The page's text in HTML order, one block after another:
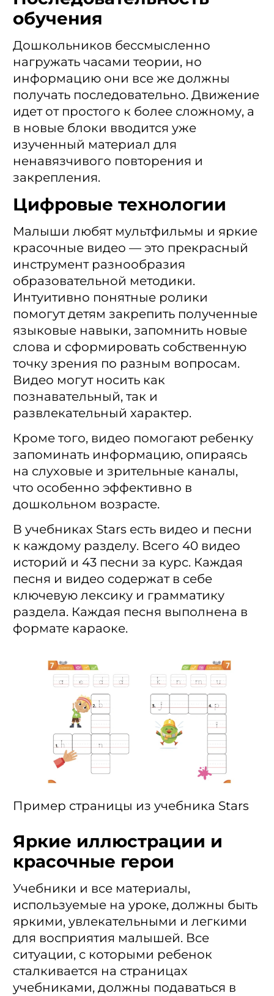
обучения
Дошкольников бессмысленно
нагружать часами теории, но
информацию они все же должны
получать последовательно. Движение
идет от простого к более сложному, а
в новые блоки вводится уже
изученный материал для
ненавязчивого повторения и
закрепления.
Цифровые технологии
Малыши любят мультфильмы и яркие
красочные видео — это прекрасный
инструмент разнообразия
образовательной методики.
Интуитивно понятные ролики
помогут детям закрепить полученные
языковые навыки, запомнить новые
слова и сформировать собственную
точку зрения по разным вопросам.
Видео могут носить как
познавательный, так и
развлекательный характер.
Кроме того, видео помогают ребенку
запоминать информацию, опираясь
на слуховые и зрительные каналы,
что особенно эффективно в
дошкольном возрасте.
В учебниках Stars есть видео и песни
к каждому разделу. Всего 40 видео
историй и 43 песни за курс. Каждая
песня и видео содержат в себе
ключевую лексику и грамматику
раздела. Каждая песня выполнена в
формате караоке.
Пример страницы из учебника Stars
Яркие иллюстрации и
красочные герои
Учебники и все материалы,
используемые на уроке, должны быть
яркими, увлекательными и легкими
для восприятия малышей. Все
ситуации, с которыми ребенок
сталкивается на страницах
учебниками, должны подаваться в